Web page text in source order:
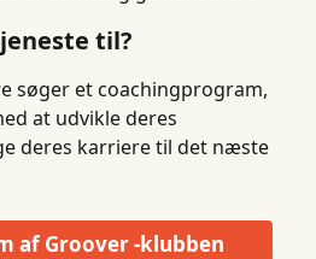
til?
søger et coachingprogram,
at udvikle deres
deres karriere til det næste
af Groover -klubben